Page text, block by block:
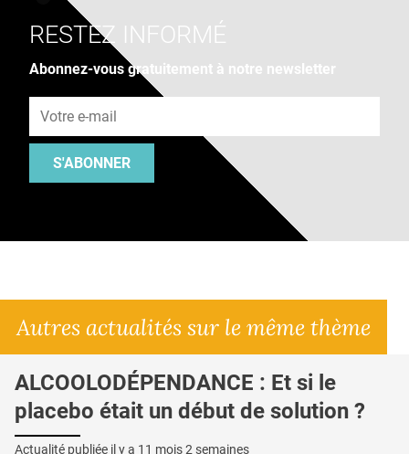
RESTEZ INFORMÉ
Abonnez-vous gratuitement à notre newsletter
S'ABONNER
Autres actualités sur le même thème
ALCOOLODÉPENDANCE : Et si le
placebo était un début de solution ?
Actualité publiée il y a 11 mois 2 semaines